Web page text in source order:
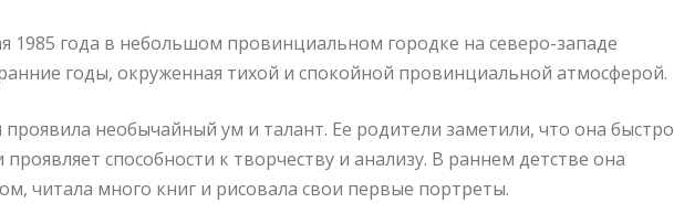
1985 года в небольшом провинциальном городке на северо-западе
годы, окруженная тихой и спокойной провинциальной атмосферой.
необычайный ум и талант. Ее родители заметили, что она быстро
способности к творчеству и анализу. В раннем детстве она
читала много книг и рисовала свои первые портреты.